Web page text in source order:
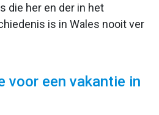
die her en der in het
is in Wales nooit ver
voor een vakantie in